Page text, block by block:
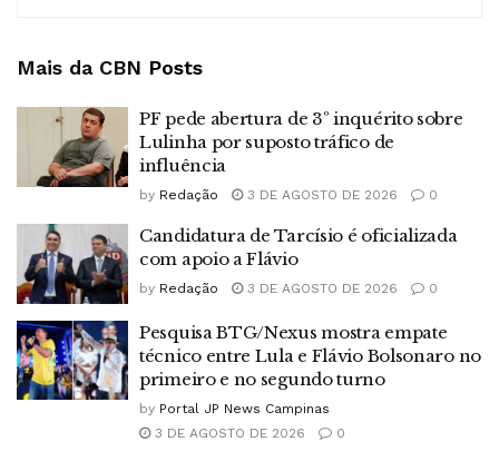
Mais da CBN Posts
PF pede abertura de 3º inquérito sobre
Lulinha por suposto tráfico de
influência
by Redação 3 DE AGOSTO DE 2026 0
Candidatura de Tarcísio é oficializada
com apoio a Flávio
by Redação 3 DE AGOSTO DE 2026 0
Pesquisa BTG/Nexus mostra empate
técnico entre Lula e Flávio Bolsonaro no
primeiro e no segundo turno
by Portal JP News Campinas
3 DE AGOSTO DE 2026
0